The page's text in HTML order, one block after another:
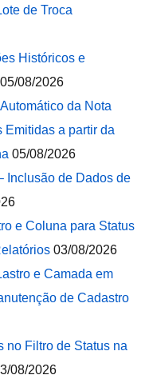
de Troca
Históricos e
05/08/2026
da Nota
Emitidas a partir da
05/08/2026
Inclusão de Dados de
e Coluna para Status
03/08/2026
e Camada em
de Cadastro
no Filtro de Status na
08/2026